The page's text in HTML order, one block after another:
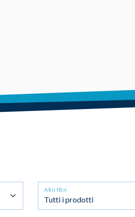
formazione di massa) e anti-catabolica
specialistico.
Altri filtri